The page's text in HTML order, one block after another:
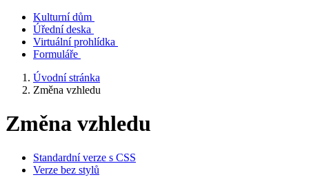
Kulturní dům
Úřední deska
Virtuální prohlídka
Formuláře
Úvodní stránka
Změna vzhledu
Změna vzhledu
Standardní verze s CSS
Verze bez stylů